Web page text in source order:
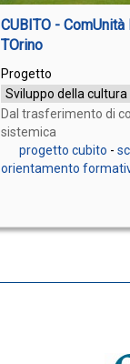
CUBITO -
TOrino
Progetto
Sviluppo della
Dal trasferimento di
sistemica
progetto cubito -
orientamento